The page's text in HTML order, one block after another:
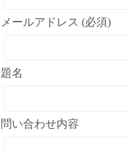
メールアドレス (必須)
題名
問い合わせ内容